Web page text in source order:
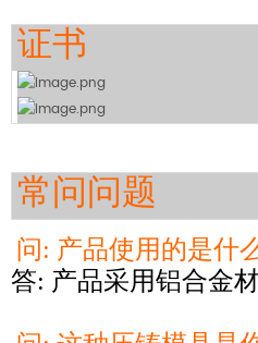
证书
常问问题
问: 产品使用的是什
答: 产品采用铝合金材